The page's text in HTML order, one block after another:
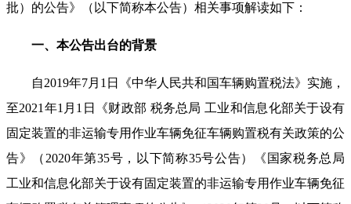
批）的公告》（以下简称本公告）相关事项解读如下：
一、本公告出台的背景
自2019年7月1日《中华人民共和国车辆购置税法》实施，
至2021年1月1日《财政部 税务总局 工业和信息化部关于设有
固定装置的非运输专用作业车辆免征车辆购置税有关政策的公
告》（2020年第35号，以下简称35号公告）《国家税务总局
工业和信息化部关于设有固定装置的非运输专用作业车辆免征